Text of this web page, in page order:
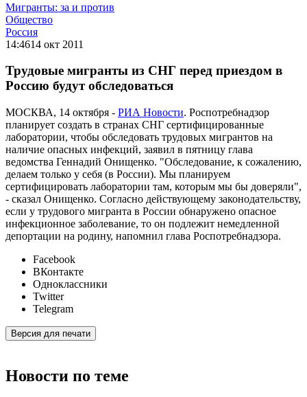
Мигранты: за и против
Общество
Россия
14:4614 окт 2011
Трудовые мигранты из СНГ перед приездом в
Россию будут обследоваться
МОСКВА, 14 октября - РИА Новости. Роспотребнадзор
планирует создать в странах СНГ сертифицированные
лаборатории, чтобы обследовать трудовых мигрантов на
наличие опасных инфекций, заявил в пятницу глава
ведомства Геннадий Онищенко. "Обследование, к сожалению,
делаем только у себя (в России). Мы планируем
сертифицировать лаборатории там, которым мы бы доверяли",
- сказал Онищенко. Согласно действующему законодательству,
если у трудового мигранта в России обнаружено опасное
инфекционное заболевание, то он подлежит немедленной
депортации на родину, напомнил глава Роспотребнадзора.
Facebook
ВКонтакте
Одноклассники
Twitter
Telegram
Версия для печати
Новости по теме